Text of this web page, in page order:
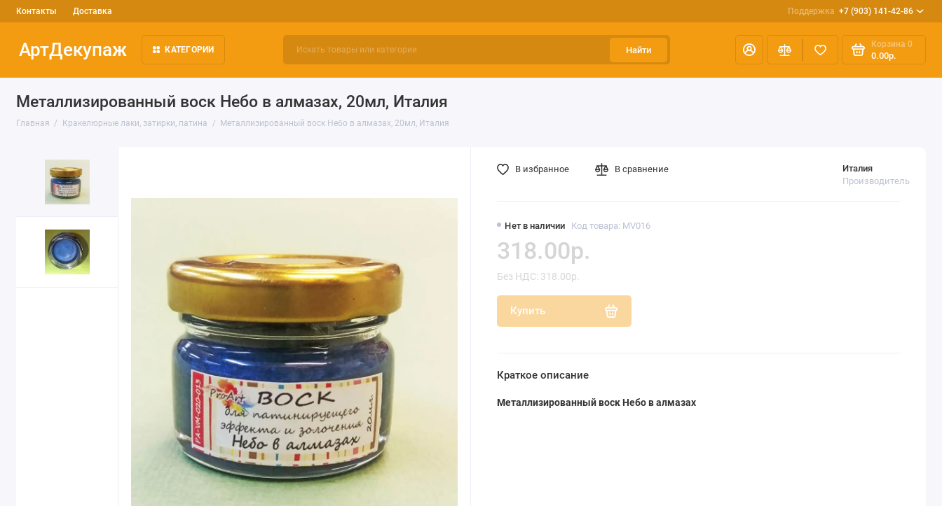
Контакты Доставка Поддержка +7 (903) 141-42-86
АртДекупаж КАТЕГОРИИ Найти
Корзина 0
0.00р.
Металлизированный воск Небо в алмазах, 20мл, Италия
Главная Кракелюрные лаки, затирки, патина Металлизированный воск Небо в алмазах, 20мл, Италия
Нет в наличии Код товара: MV016
Италия
Производитель
318.00р.
Без НДС: 318.00р.
Купить
В избранное В сравнение
Краткое описание
Металлизированный воск Небо в алмазах